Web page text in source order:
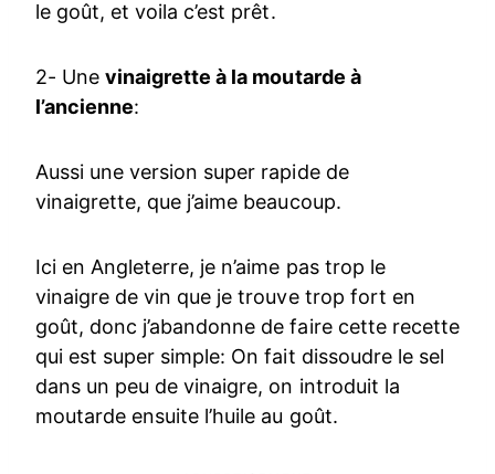
le goût, et voila c’est prêt.
2- Unevinaigrette à la moutarde à
l’ancienne:
Aussi une version super rapide de
vinaigrette, que j’aime beaucoup.
Ici en Angleterre, je n’aime pas trop le
vinaigre de vin que je trouve trop fort en
goût, donc j’abandonne de faire cette recette
qui est super simple: On fait dissoudre le sel
dans un peu de vinaigre, on introduit la
moutarde ensuite l’huile au goût.